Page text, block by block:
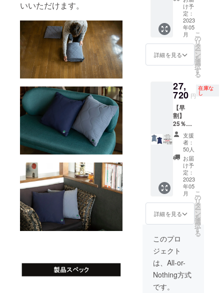
いいただけます。
２枚
セット
「一般
販売価
36,960
円の
25％オ
け予
定：
2023
年05
月
詳細を見る
こ
の
リ
タ
ー
ン
を
選
択
す
る
27,
720 円
在庫な
し
【早
割】
25％オ
フ モ
モンガ
２枚
セット
（グ
レー１
枚、ネ
イビー
１枚）
「一般
販売価
格
円の
25％オ
フ」
支援
者：
50人
お届
け予
定：
2023
年05
月
詳細を見る
こ
の
リ
タ
ー
ン
を
選
択
す
る
このプロ
ジェクト
は、All-or-
Nothing方式
です。